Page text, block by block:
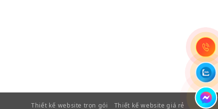
Thiết kế website trọn gói
Thiết kế website giá rẻ